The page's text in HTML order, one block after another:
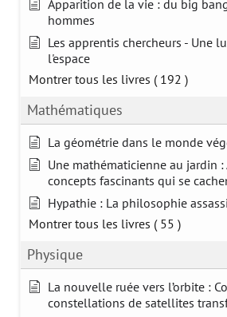
Apparition de la vie : du big
hommes
Les apprentis chercheurs - Une
l'espace
Montrer tous les livres ( 192 )
Mathématiques
La géométrie dans le monde
Une mathématicienne au jardin
concepts fascinants qui se
Hypathie : La philosophie
Montrer tous les livres ( 55 )
Physique
La nouvelle ruée vers l’orbite :
constellations de satellites